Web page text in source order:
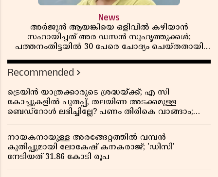
News
അർജുൻ ആയങ്കിയെ ഒളിവിൽ കഴിയാൻ
സഹായിച്ചത് അര ഡസൻ സുഹൃത്തുക്കൾ;
പത്തനംതിട്ടയിൽ 30 പേരെ ചോദ്യം ചെയ്തതായി
Recommended
ട്രെയിൻ യാത്രക്കാരുടെ ശ്രദ്ധയ്ക്ക്; എ സി
കോച്ചുകളിൽ പുതപ്പ്, തലയിണ അടക്കമുള്ള
ബെഡ്റോൾ ലഭിച്ചില്ലേ? പണം തിരികെ വാങ്ങാം;
നായകനായുള്ള അരങ്ങേറ്റത്തിൽ വമ്പൻ
കുതിപ്പുമായി ലോകേഷ് കനകരാജ്; 'ഡിസി'
നേടിയത് 31.86 കോടി രൂപ